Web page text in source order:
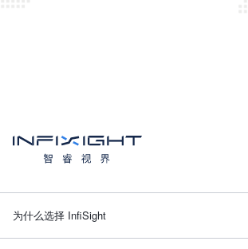
为什么选择 InfiSight